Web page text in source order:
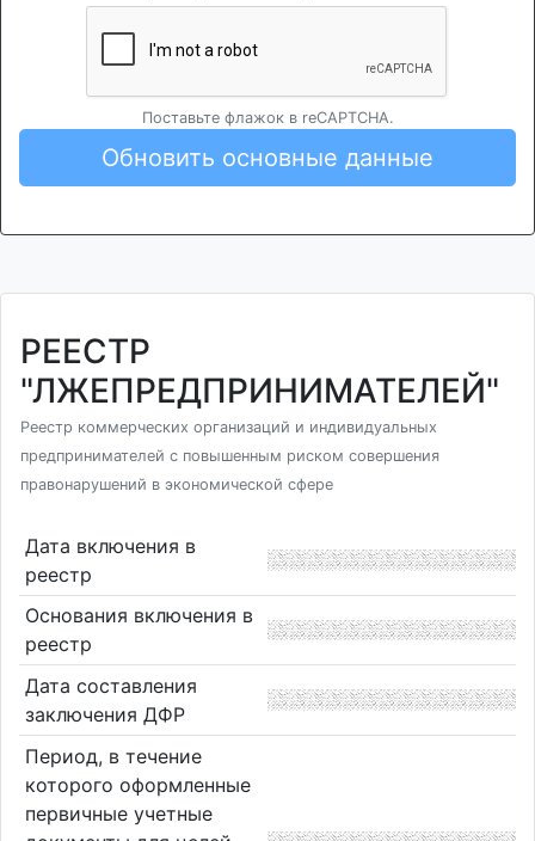
Поставьте флажок в reCAPTCHA.
Обновить основные данные
РЕЕСТР
"ЛЖЕПРЕДПРИНИМАТЕЛЕЙ"
Реестр коммерческих организаций и индивидуальных
предпринимателей с повышенным риском совершения
правонарушений в экономической сфере
Дата включения в
реестр
Основания включения в
реестр
Дата составления
заключения ДФР
Период, в течение
которого оформленные
первичные учетные